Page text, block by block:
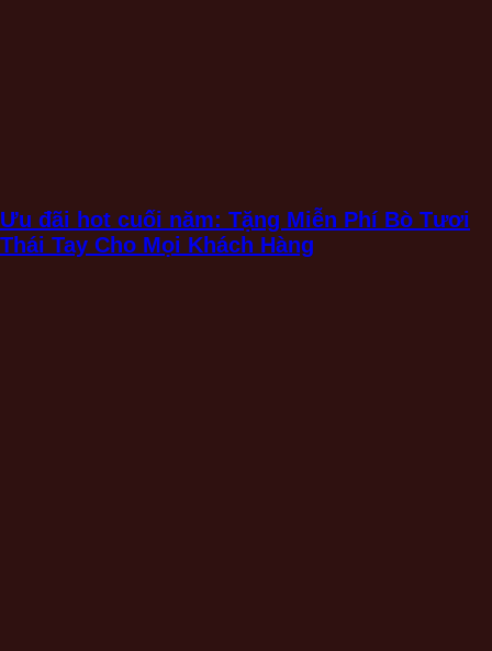
Ưu đãi hot cuối năm: Tặng Miễn Phí Bò Tươi
Thái Tay Cho Mọi Khách Hàng